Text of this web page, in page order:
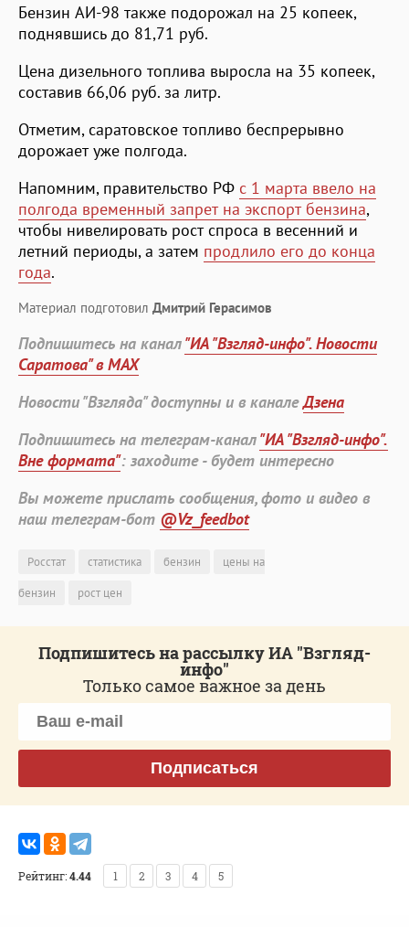
Бензин АИ-98 также подорожал на 25 копеек,
поднявшись до 81,71 руб.
Цена дизельного топлива выросла на 35 копеек,
составив 66,06 руб. за литр.
Отметим, саратовское топливо беспрерывно
дорожает уже полгода.
Напомним, правительство РФ с 1 марта ввело на
полгода временный запрет на экспорт бензина,
чтобы нивелировать рост спроса в весенний и
летний периоды, а затем продлило его до конца
года.
Материал подготовил Дмитрий Герасимов
Подпишитесь на канал"ИА "Взгляд-инфо". Новости
Саратова" в MAX
Новости "Взгляда" доступны и в каналеДзена
Подпишитесь на телеграм-канал"ИА "Взгляд-инфо".
Вне формата": заходите - будет интересно
Вы можете прислать сообщения, фото и видео в
наш телеграм-бот @Vz_feedbot
Росстат статистика бензин
цены на
бензин
рост цен
Подпишитесь на рассылку ИА "Взгляд-
инфо"
Только самое важное за день
Подписаться
Рейтинг:4.44 1 2 3 4 5